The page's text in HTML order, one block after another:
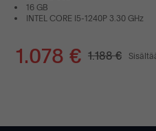
16 GB
INTEL CORE I5-1240P 3.30 GHz
1.078 € 1.188 €